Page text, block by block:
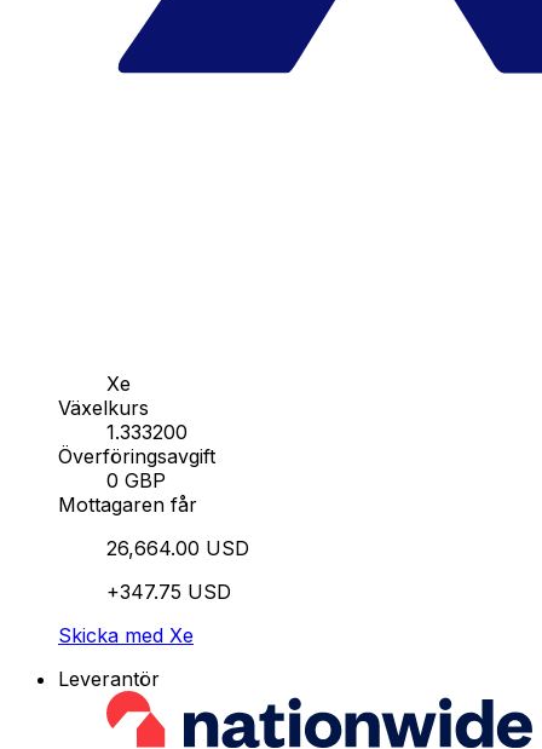
Xe
Växelkurs
1.333200
Överföringsavgift
0 GBP
Mottagaren får
26,664.00 USD
+347.75 USD
Skicka med Xe
Leverantör